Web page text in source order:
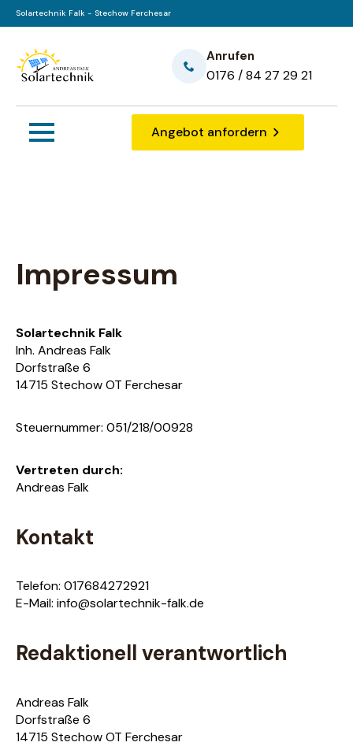
Solartechnik Falk - Stechow Ferchesar
Anrufen
0176 / 84 27 29 21
Angebot anfordern
Impressum
Solartechnik Falk
Inh. Andreas Falk
Dorfstraße 6
14715 Stechow OT Ferchesar
Steuernummer: 051/218/00928
Vertreten durch:
Andreas Falk
Kontakt
Telefon: 017684272921
E-Mail: info@solartechnik-falk.de
Redaktionell verantwortlich
Andreas Falk
Dorfstraße 6
14715 Stechow OT Ferchesar